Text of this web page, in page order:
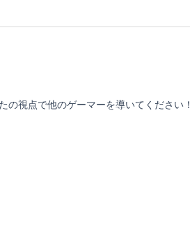
の視点で他のゲーマーを導いてください！